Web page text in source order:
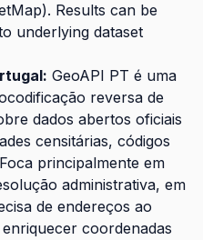
Results can be
underlying dataset
GeoAPI PT é uma
reversa de
dados abertos oficiais
censitárias, códigos
principalmente em
administrativa, em
de endereços ao
coordenadas